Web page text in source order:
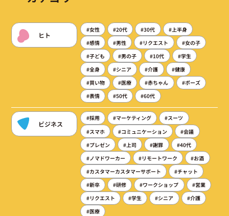
ヒト
#女性 #20代 #30代
#上半身
#感情
#男性 #リクエスト
#女の子
#子ども
#男の子 #10代
#学生
#全身
#シニア #介護
#健康
#買い物
#医療 #赤ちゃん
#ポーズ
#表情
#50代 #60代
ビジネス
#採用 #マーケティング
#スーツ
#スマホ
#コミュニケーション
#会議
#プレゼン
#上司 #謝罪
#40代
#ノマドワーカー
#リモートワーク
#お酒
#カスタマーカスタマーサポート
#チャット
#新卒
#研修 #ワークショップ
#営業
#リクエスト
#学生 #シニア
#介護
#医療